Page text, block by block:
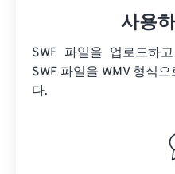
사용
SWF 파일을 업로드하
SWF 파일을 WMV 형식
다.